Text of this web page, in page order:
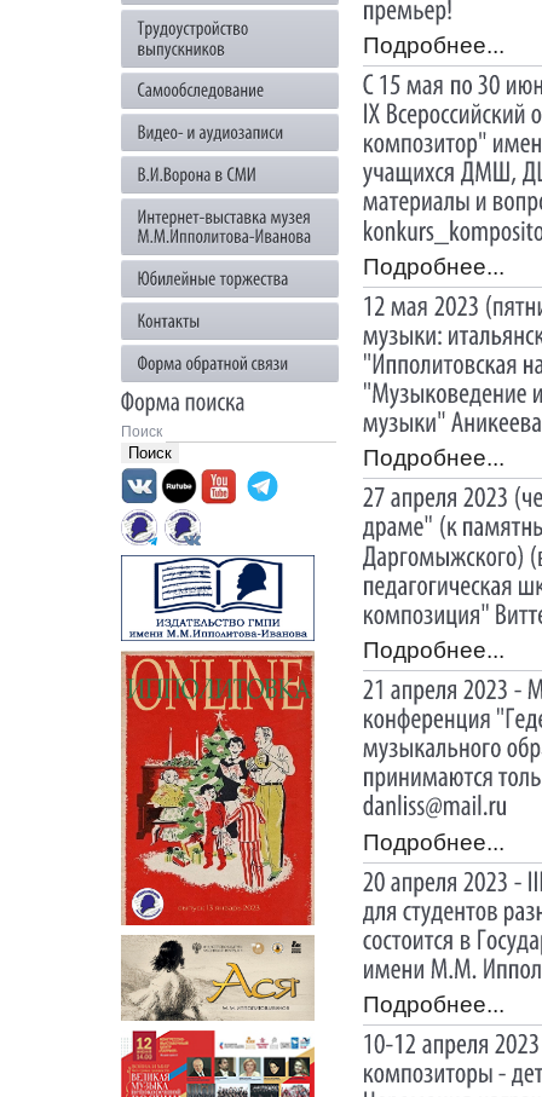
Поиск
Подробнее...
Подробнее...
Подробнее...
Подробнее...
Подробнее...
Подробнее...